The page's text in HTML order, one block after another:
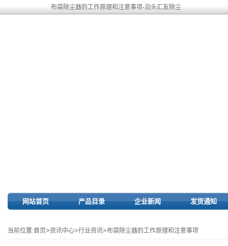
布袋除尘器的工作原理和注意事项-泊头汇友除尘
网站首页 产品目录 企业新闻 发货通知
当前位置:首页>资讯中心>行业资讯>布袋除尘器的工作原理和注意事项